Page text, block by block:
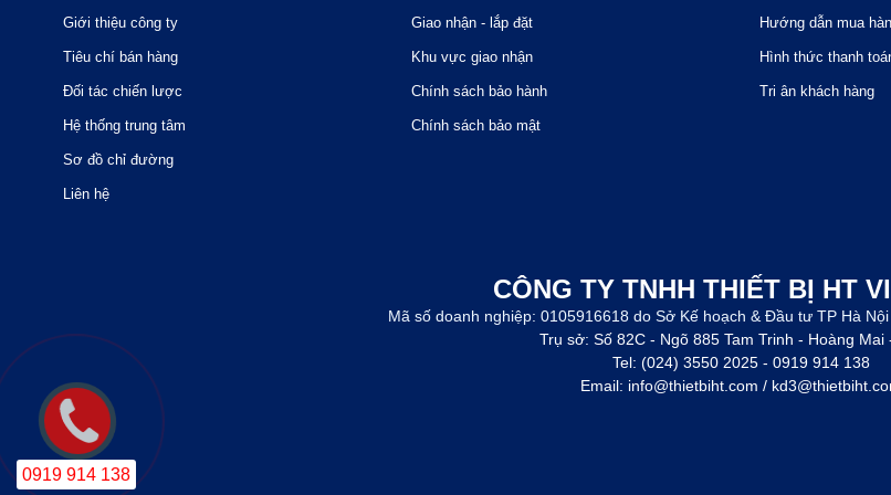
Giới thiệu công ty
Tiêu chí bán hàng
Đối tác chiến lược
Hệ thống trung tâm
Sơ đồ chỉ đường
Liên hệ
Giao nhận - lắp đặt
Khu vực giao nhận
Chính sách bảo hành
Chính sách bảo mật
Hướng dẫn mua
Hình thức thanh
Tri ân khách hàng
CÔNG TY TNHH THIẾT BỊ HT
Mã số doanh nghiệp: 0105916618 do Sở Kế hoạch & Đầu tư TP Hà
Trụ sở: Số 82C - Ngõ 885 Tam Trinh - Hoàng Mai
Tel: (024) 3550 2025 - 0919 914 138
Email: info@thietbiht.com /
0919 914 138